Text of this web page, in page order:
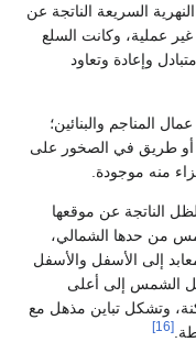
السريعة الناتجة عن
عملية، وكانت السلع
وإعادة وتعاود
المناجم والبنائين؛
أو طريق في الصخور على
منه موجودة.
الناتجة عن موقعها
من حدها الشمالي،
إلى الأسفل والأسفل
الشمس إلى أعلى
وتشكل تباين مذهل مع
[16]